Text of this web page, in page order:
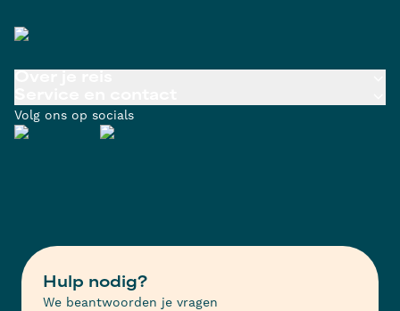
Volg ons op socials
Hulp nodig?
We beantwoorden je vragen